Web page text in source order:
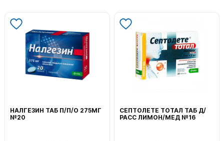
НАЛГЕЗИН ТАБ П/П/О 275МГ
№20
СЕПТОЛЕТЕ ТОТАЛ ТАБ Д/
РАСС ЛИМОН/МЕД №16